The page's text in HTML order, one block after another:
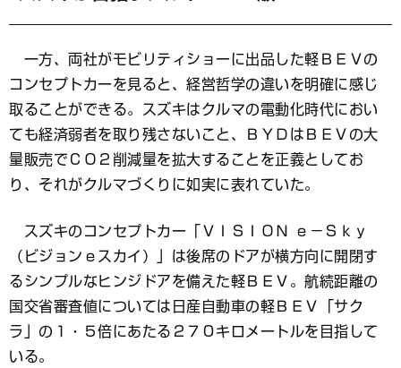
一方、両社がモビリティショーに出品した軽ＢＥＶの
コンセプトカーを見ると、経営哲学の違いを明確に感じ
取ることができる。スズキはクルマの電動化時代におい
ても経済弱者を取り残さないこと、ＢＹＤはＢＥＶの大
量販売でＣＯ２削減量を拡大することを正義としてお
り、それがクルマづくりに如実に表れていた。
スズキのコンセプトカー「ＶＩＳＩＯＮ ｅ－Ｓｋｙ
（ビジョンｅスカイ）」は後席のドアが横方向に開閉す
るシンプルなヒンジドアを備えた軽ＢＥＶ。航続距離の
国交省審査値については日産自動車の軽ＢＥＶ「サク
ラ」の１・５倍にあたる２７０キロメートルを目指して
いる。